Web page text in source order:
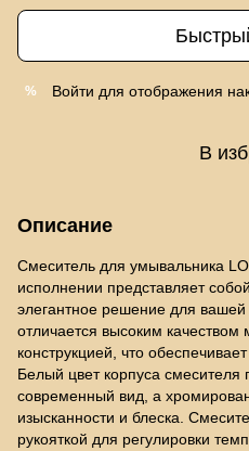
% Войти для отображения
В
Описание
Смеситель для умывальника
исполнении представляет
элегантное решение для
отличается высоким качеством
конструкцией, что
Белый цвет корпуса смесителя
современный вид, а
изысканности и блеска.
рукояткой для регулировки